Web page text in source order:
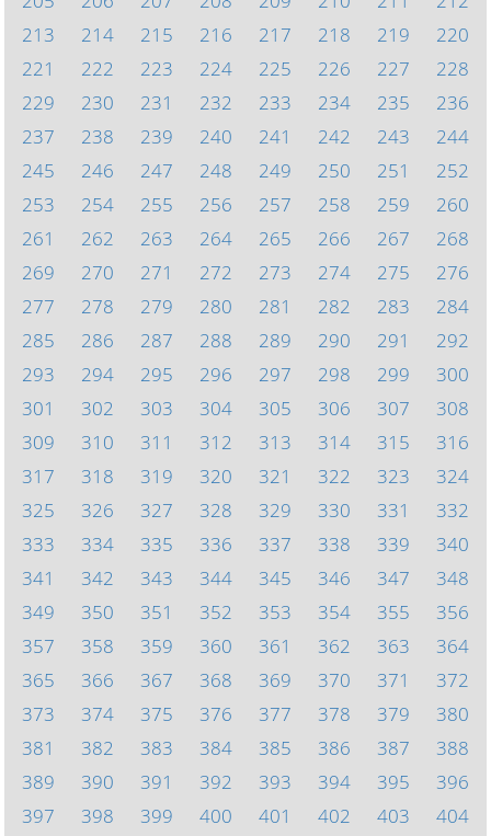
213
214 215 216 217 218 219
220
221
222 223 224 225 226 227
228
229
230 231 232 233 234 235
236
237
238 239 240 241 242 243
244
245
246 247 248 249 250 251
252
253
254 255 256 257 258 259
260
261
262 263 264 265 266 267
268
269
270 271 272 273 274 275
276
277
278 279 280 281 282 283
284
285
286 287 288 289 290 291
292
293
294 295 296 297 298 299
300
301
302 303 304 305 306 307
308
309
310 311 312 313 314 315
316
317
318 319 320 321 322 323
324
325
326 327 328 329 330 331
332
333
334 335 336 337 338 339
340
341
342 343 344 345 346 347
348
349
350 351 352 353 354 355
356
357
358 359 360 361 362 363
364
365
366 367 368 369 370 371
372
373
374 375 376 377 378 379
380
381
382 383 384 385 386 387
388
389
390 391 392 393 394 395
396
397
398 399 400 401 402 403
404